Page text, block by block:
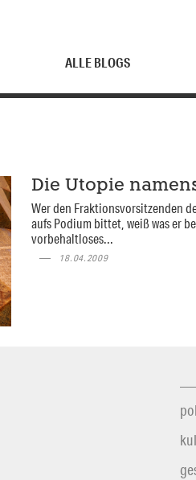
ALLE BLOGS
Die Utopie
Wer den Fraktionsvorsitzenden
aufs Podium bittet, weiß was er
vorbehaltloses...
18.04.2009